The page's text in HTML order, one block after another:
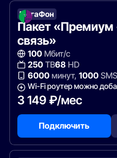
МегаФон
Пакет «Премиум
связь»
100Мбит/с
250ТВ68 HD
6000минут, 1000
Wi-Fi роутер можно
3 149 ₽/мес
Подключить